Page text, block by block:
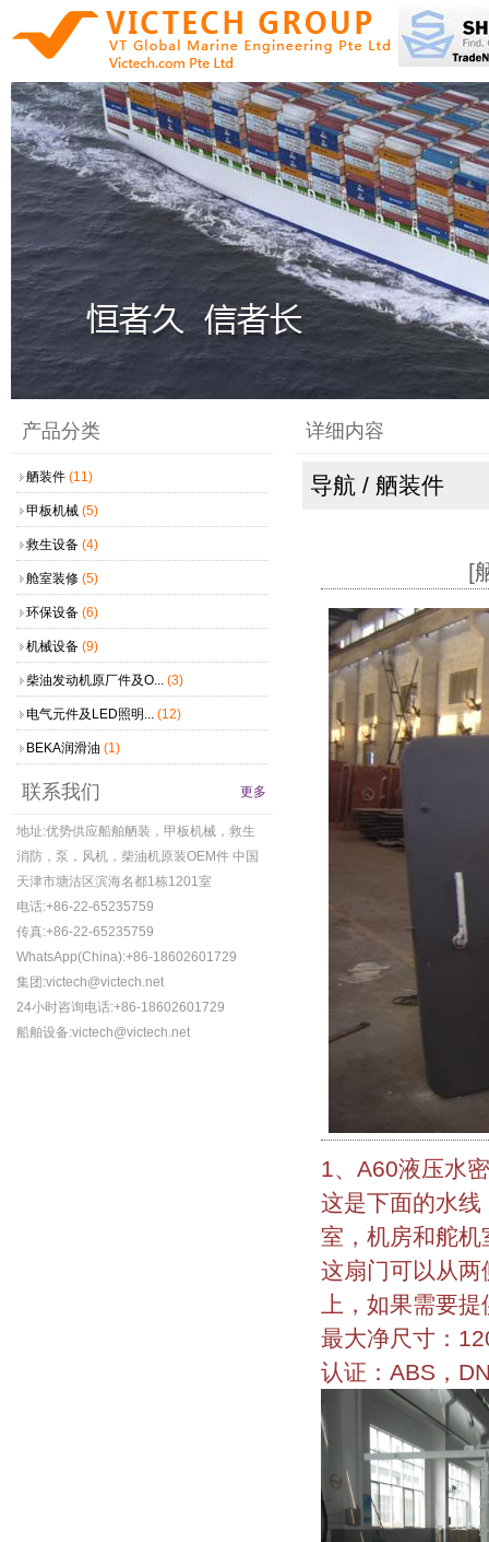
产品分类
舾装件 (11)
甲板机械 (5)
救生设备 (4)
舱室装修 (5)
环保设备 (6)
机械设备 (9)
柴油发动机原厂件及O... (3)
电气元件及LED照明... (12)
BEKA润滑油 (1)
联系我们 更多
地址:优势供应船舶舾装，甲板机械，救生
消防，泵，风机，柴油机原装OEM件 中国
天津市塘沽区滨海名都1栋1201室
电话:+86-22-65235759
传真:+86-22-65235759
WhatsApp(China):+86-18602601729
集团:victech@victech.net
24小时咨询电话:+86-18602601729
船舶设备:victech@victech.net
详细内容
导航 / 舾装件
[
1、A60液压水
这是下面的水
室，机房和舵
这扇门可以从
上，如果需要
最大净尺寸：
认证：ABS，